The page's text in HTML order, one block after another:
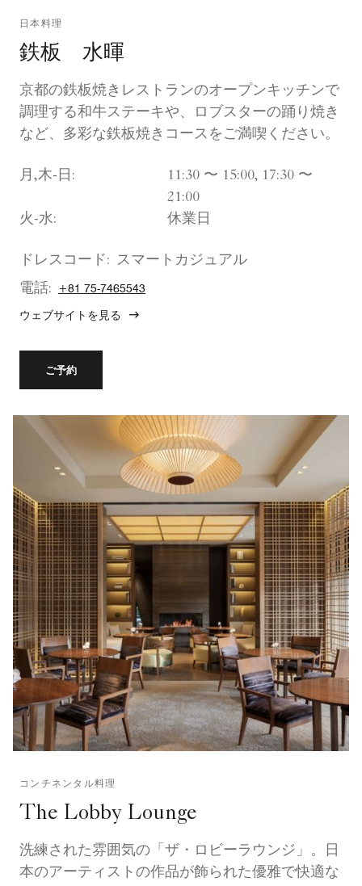
日本料理
鉄板 水暉
京都の鉄板焼きレストランのオープンキッチンで
調理する和牛ステーキや、ロブスターの踊り焼き
など、多彩な鉄板焼きコースをご満喫ください。
月,木-日:
11:30 〜 15:00, 17:30 〜
21:00
火-水:
休業日
ドレスコード: スマートカジュアル
電話:
+81 75-7465543
ウェブサイトを見る
ご予約
コンチネンタル料理
The Lobby Lounge
洗練された雰囲気の「ザ・ロビーラウンジ」。日
本のアーティストの作品が飾られた優雅で快適な